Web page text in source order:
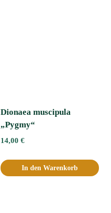
Dionaea muscipula
„Pygmy“
14,00 €
In den Warenkorb